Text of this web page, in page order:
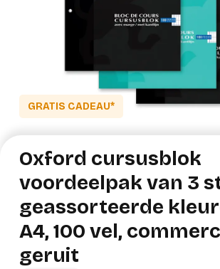
GRATIS CADEAU*
Oxford cursusblok
voordeelpak van 3
geassorteerde
A4, 100 vel,
geruit